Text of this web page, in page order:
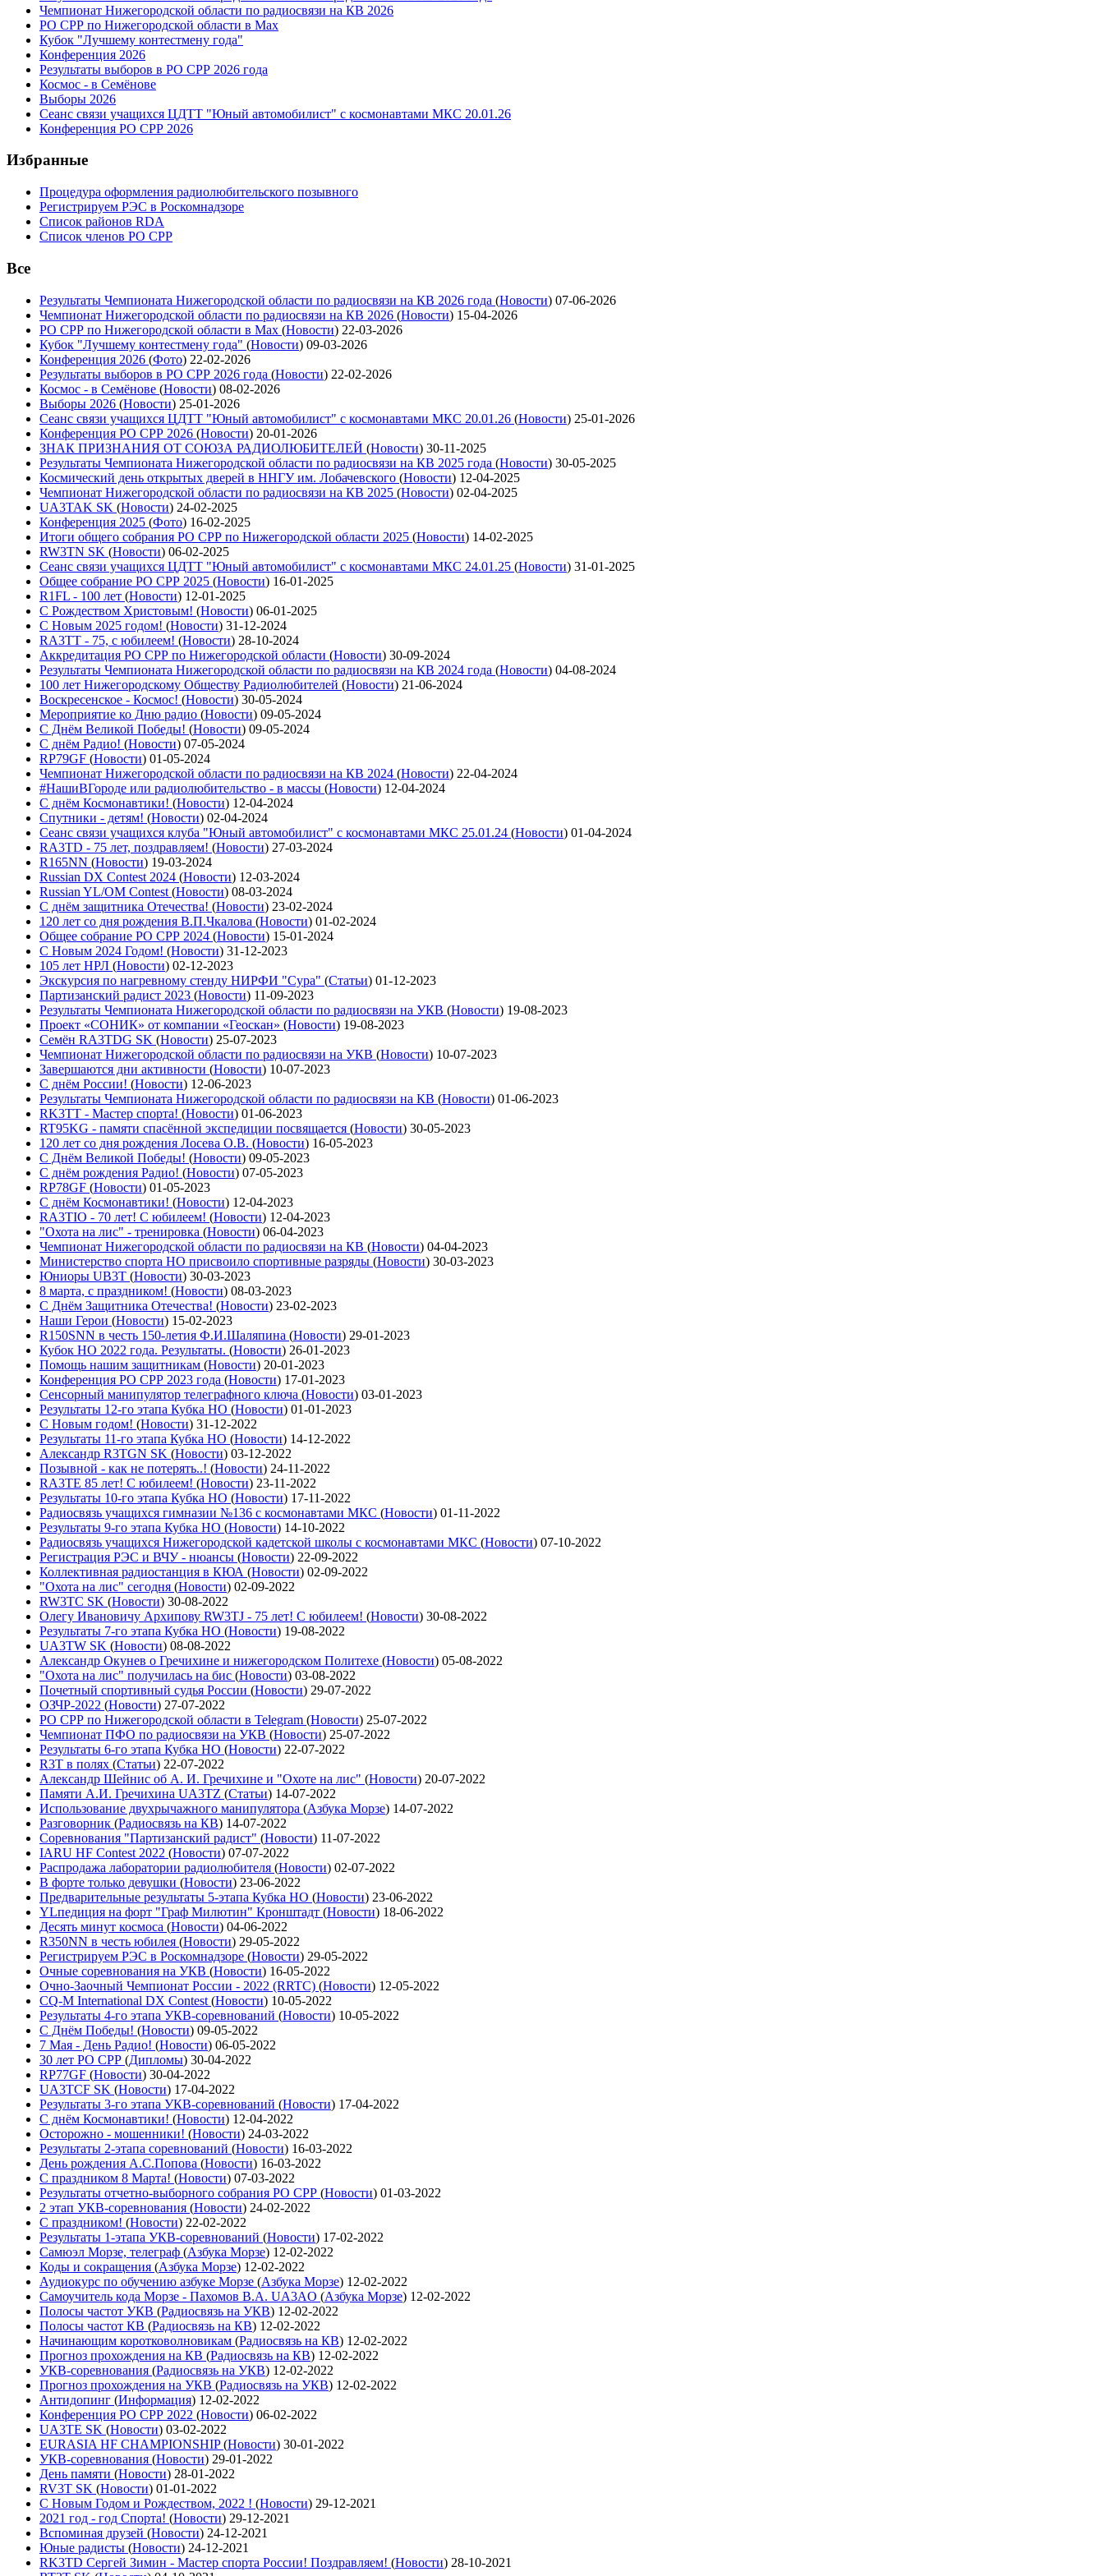
Чемпионат Нижегородской области по радиосвязи на КВ 2026
РО СРР по Нижегородской области в Max
Кубок "Лучшему контестмену года"
Конференция 2026
Результаты выборов в РО СРР 2026 года
Космос - в Семёнове
Выборы 2026
Сеанс связи учащихся ЦДТТ "Юный автомобилист" с космонавтами МКС 20.01.26
Конференция РО СРР 2026
Избранные
Процедура оформления радиолюбительского позывного
Регистрируем РЭС в Роскомнадзоре
Список районов RDA
Список членов РО СРР
Все
Результаты Чемпионата Нижегородской области по радиосвязи на КВ 2026 года (Новости) 07-06-2026
Чемпионат Нижегородской области по радиосвязи на КВ 2026 (Новости) 15-04-2026
РО СРР по Нижегородской области в Max (Новости) 22-03-2026
Кубок "Лучшему контестмену года" (Новости) 09-03-2026
Конференция 2026 (Фото) 22-02-2026
Результаты выборов в РО СРР 2026 года (Новости) 22-02-2026
Космос - в Семёнове (Новости) 08-02-2026
Выборы 2026 (Новости) 25-01-2026
Сеанс связи учащихся ЦДТТ "Юный автомобилист" с космонавтами МКС 20.01.26 (Новости) 25-01-2026
Конференция РО СРР 2026 (Новости) 20-01-2026
ЗНАК ПРИЗНАНИЯ ОТ СОЮЗА РАДИОЛЮБИТЕЛЕЙ (Новости) 30-11-2025
Результаты Чемпионата Нижегородской области по радиосвязи на КВ 2025 года (Новости) 30-05-2025
Космический день открытых дверей в ННГУ им. Лобачевского (Новости) 12-04-2025
Чемпионат Нижегородской области по радиосвязи на КВ 2025 (Новости) 02-04-2025
UA3TAK SK (Новости) 24-02-2025
Конференция 2025 (Фото) 16-02-2025
Итоги общего собрания РО СРР по Нижегородской области 2025 (Новости) 14-02-2025
RW3TN SK (Новости) 06-02-2025
Сеанс связи учащихся ЦДТТ "Юный автомобилист" с космонавтами МКС 24.01.25 (Новости) 31-01-2025
Общее собрание РО СРР 2025 (Новости) 16-01-2025
R1FL - 100 лет (Новости) 12-01-2025
С Рождеством Христовым! (Новости) 06-01-2025
С Новым 2025 годом! (Новости) 31-12-2024
RA3TT - 75, с юбилеем! (Новости) 28-10-2024
Аккредитация РО СРР по Нижегородской области (Новости) 30-09-2024
Результаты Чемпионата Нижегородской области по радиосвязи на КВ 2024 года (Новости) 04-08-2024
100 лет Нижегородскому Обществу Радиолюбителей (Новости) 21-06-2024
Воскресенское - Космос! (Новости) 30-05-2024
Мероприятие ко Дню радио (Новости) 09-05-2024
С Днём Великой Победы! (Новости) 09-05-2024
С днём Радио! (Новости) 07-05-2024
RP79GF (Новости) 01-05-2024
Чемпионат Нижегородской области по радиосвязи на КВ 2024 (Новости) 22-04-2024
#НашиВГороде или радиолюбительство - в массы (Новости) 12-04-2024
С днём Космонавтики! (Новости) 12-04-2024
Спутники - детям! (Новости) 02-04-2024
Сеанс связи учащихся клуба "Юный автомобилист" с космонавтами МКС 25.01.24 (Новости) 01-04-2024
RA3TD - 75 лет, поздравляем! (Новости) 27-03-2024
R165NN (Новости) 19-03-2024
Russian DX Contest 2024 (Новости) 12-03-2024
Russian YL/OM Contest (Новости) 08-03-2024
С днём защитника Отечества! (Новости) 23-02-2024
120 лет со дня рождения В.П.Чкалова (Новости) 01-02-2024
Общее собрание РО СРР 2024 (Новости) 15-01-2024
С Новым 2024 Годом! (Новости) 31-12-2023
105 лет НРЛ (Новости) 02-12-2023
Экскурсия по нагревному стенду НИРФИ "Сура" (Статьи) 01-12-2023
Партизанский радист 2023 (Новости) 11-09-2023
Результаты Чемпионата Нижегородской области по радиосвязи на УКВ (Новости) 19-08-2023
Проект «СОНИК» от компании «Геоскан» (Новости) 19-08-2023
Семён RA3TDG SK (Новости) 25-07-2023
Чемпионат Нижегородской области по радиосвязи на УКВ (Новости) 10-07-2023
Завершаются дни активности (Новости) 10-07-2023
С днём России! (Новости) 12-06-2023
Результаты Чемпионата Нижегородской области по радиосвязи на КВ (Новости) 01-06-2023
RK3TT - Мастер спорта! (Новости) 01-06-2023
RT95KG - памяти спасённой экспедиции посвящается (Новости) 30-05-2023
120 лет со дня рождения Лосева О.В. (Новости) 16-05-2023
С Днём Великой Победы! (Новости) 09-05-2023
С днём рождения Радио! (Новости) 07-05-2023
RP78GF (Новости) 01-05-2023
С днём Космонавтики! (Новости) 12-04-2023
RA3TIO - 70 лет! С юбилеем! (Новости) 12-04-2023
"Охота на лис" - тренировка (Новости) 06-04-2023
Чемпионат Нижегородской области по радиосвязи на КВ (Новости) 04-04-2023
Министерство спорта НО присвоило спортивные разряды (Новости) 30-03-2023
Юниоры UB3T (Новости) 30-03-2023
8 марта, с праздником! (Новости) 08-03-2023
С Днём Защитника Отечества! (Новости) 23-02-2023
Наши Герои (Новости) 15-02-2023
R150SNN в честь 150-летия Ф.И.Шаляпина (Новости) 29-01-2023
Кубок НО 2022 года. Результаты. (Новости) 26-01-2023
Помощь нашим защитникам (Новости) 20-01-2023
Конференция РО СРР 2023 года (Новости) 17-01-2023
Сенсорный манипулятор телеграфного ключа (Новости) 03-01-2023
Результаты 12-го этапа Кубка НО (Новости) 01-01-2023
С Новым годом! (Новости) 31-12-2022
Результаты 11-го этапа Кубка НО (Новости) 14-12-2022
Александр R3TGN SK (Новости) 03-12-2022
Позывной - как не потерять..! (Новости) 24-11-2022
RA3TE 85 лет! С юбилеем! (Новости) 23-11-2022
Результаты 10-го этапа Кубка НО (Новости) 17-11-2022
Радиосвязь учащихся гимназии №136 с космонавтами МКС (Новости) 01-11-2022
Результаты 9-го этапа Кубка НО (Новости) 14-10-2022
Радиосвязь учащихся Нижегородской кадетской школы с космонавтами МКС (Новости) 07-10-2022
Регистрация РЭС и ВЧУ - нюансы (Новости) 22-09-2022
Коллективная радиостанция в КЮА (Новости) 02-09-2022
"Охота на лис" сегодня (Новости) 02-09-2022
RW3TC SK (Новости) 30-08-2022
Олегу Ивановичу Архипову RW3TJ - 75 лет! С юбилеем! (Новости) 30-08-2022
Результаты 7-го этапа Кубка НО (Новости) 19-08-2022
UA3TW SK (Новости) 08-08-2022
Александр Окунев о Гречихине и нижегородском Политехе (Новости) 05-08-2022
"Охота на лис" получилась на бис (Новости) 03-08-2022
Почетный спортивный судья России (Новости) 29-07-2022
ОЗЧР-2022 (Новости) 27-07-2022
РО СРР по Нижегородской области в Telegram (Новости) 25-07-2022
Чемпионат ПФО по радиосвязи на УКВ (Новости) 25-07-2022
Результаты 6-го этапа Кубка НО (Новости) 22-07-2022
R3T в полях (Статьи) 22-07-2022
Александр Шейнис об А. И. Гречихине и "Охоте на лис" (Новости) 20-07-2022
Памяти А.И. Гречихина UA3TZ (Статьи) 14-07-2022
Использование двухрычажного манипулятора (Азбука Морзе) 14-07-2022
Разговорник (Радиосвязь на КВ) 14-07-2022
Соревнования "Партизанский радист" (Новости) 11-07-2022
IARU HF Contest 2022 (Новости) 07-07-2022
Распродажа лаборатории радиолюбителя (Новости) 02-07-2022
В форте только девушки (Новости) 23-06-2022
Предварительные результаты 5-этапа Кубка НО (Новости) 23-06-2022
YLпедиция на форт "Граф Милютин" Кронштадт (Новости) 18-06-2022
Десять минут космоса (Новости) 04-06-2022
R350NN в честь юбилея (Новости) 29-05-2022
Регистрируем РЭС в Роскомнадзоре (Новости) 29-05-2022
Очные соревнования на УКВ (Новости) 16-05-2022
Очно-Заочный Чемпионат России - 2022 (RRTC) (Новости) 12-05-2022
CQ-M International DX Contest (Новости) 10-05-2022
Результаты 4-го этапа УКВ-соревнований (Новости) 10-05-2022
С Днём Победы! (Новости) 09-05-2022
7 Мая - День Радио! (Новости) 06-05-2022
30 лет РО СРР (Дипломы) 30-04-2022
RP77GF (Новости) 30-04-2022
UA3TCF SK (Новости) 17-04-2022
Результаты 3-го этапа УКВ-соревнований (Новости) 17-04-2022
С днём Космонавтики! (Новости) 12-04-2022
Осторожно - мошенники! (Новости) 24-03-2022
Результаты 2-этапа соревнований (Новости) 16-03-2022
День рождения А.С.Попова (Новости) 16-03-2022
С праздником 8 Марта! (Новости) 07-03-2022
Результаты отчетно-выборного собрания РО СРР (Новости) 01-03-2022
2 этап УКВ-соревнования (Новости) 24-02-2022
С праздником! (Новости) 22-02-2022
Результаты 1-этапа УКВ-соревнований (Новости) 17-02-2022
Самюэл Морзе, телеграф (Азбука Морзе) 12-02-2022
Коды и сокращения (Азбука Морзе) 12-02-2022
Аудиокурс по обучению азбуке Морзе (Азбука Морзе) 12-02-2022
Самоучитель кода Морзе - Пахомов В.А. UA3AO (Азбука Морзе) 12-02-2022
Полосы частот УКВ (Радиосвязь на УКВ) 12-02-2022
Полосы частот КВ (Радиосвязь на КВ) 12-02-2022
Начинающим коротковолновикам (Радиосвязь на КВ) 12-02-2022
Прогноз прохождения на КВ (Радиосвязь на КВ) 12-02-2022
УКВ-соревнования (Радиосвязь на УКВ) 12-02-2022
Прогноз прохождения на УКВ (Радиосвязь на УКВ) 12-02-2022
Антидопинг (Информация) 12-02-2022
Конференция РО СРР 2022 (Новости) 06-02-2022
UA3TE SK (Новости) 03-02-2022
EURASIA HF CHAMPIONSHIP(Новости) 30-01-2022
УКВ-соревнования (Новости) 29-01-2022
День памяти (Новости) 28-01-2022
RV3T SK (Новости) 01-01-2022
С Новым Годом и Рождеством, 2022 ! (Новости) 29-12-2021
2021 год - год Cпорта! (Новости) 29-12-2021
Вспоминая друзей (Новости) 24-12-2021
Юные радисты (Новости) 24-12-2021
RK3TD Сергей Зимин - Мастер спорта России! Поздравляем! (Новости) 28-10-2021